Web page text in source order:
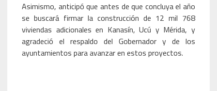
Asimismo, anticipó que antes de que concluya el año
se buscará firmar la construcción de 12 mil 768
viviendas adicionales en Kanasín, Ucú y Mérida, y
agradeció el respaldo del Gobernador y de los
ayuntamientos para avanzar en estos proyectos.